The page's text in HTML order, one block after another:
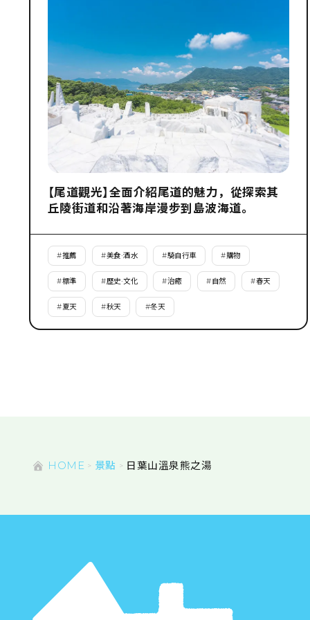
【尾道觀光】全面介紹尾道的魅力，從探索其
丘陵街道和沿著海岸漫步到島波海道。
#推薦 #美食·酒水 #騎自行車 #購物
#標準 #歷史·文化 #治癒 #自然 #春天
#夏天 #秋天 #冬天
HOME 景點 日葉山溫泉熊之湯